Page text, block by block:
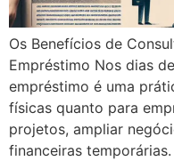
Os Benefícios de
Empréstimo Nos dias
empréstimo é uma
físicas quanto para
projetos, ampliar
financeiras